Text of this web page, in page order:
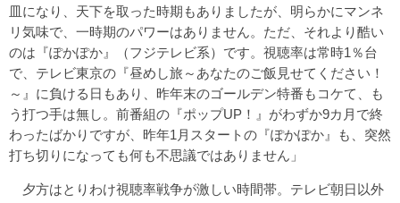
皿になり、天下を取った時期もありましたが、明らかにマンネ
リ気味で、一時期のパワーはありません。ただ、それより酷い
のは『ぽかぽか』（フジテレビ系）です。視聴率は常時1％台
で、テレビ東京の『昼めし旅～あなたのご飯見せてください！
～』に負ける日もあり、昨年末のゴールデン特番もコケて、も
う打つ手は無し。前番組の『ポップUP！』がわずか9カ月で終
わったばかりですが、昨年1月スタートの『ぽかぽか』も、突然
打ち切りになっても何も不思議ではありません」
夕方はとりわけ視聴率戦争が激しい時間帯。テレビ朝日以外